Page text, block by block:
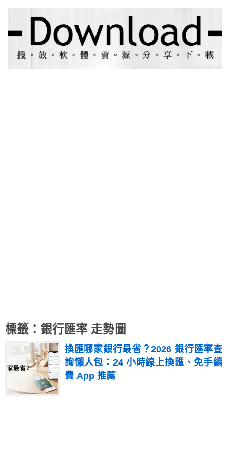
標籤：銀行匯率 走勢圖
換匯哪家銀行最省？2026 銀行匯率查
詢懶人包：24 小時線上換匯、免手續
費 App 推薦